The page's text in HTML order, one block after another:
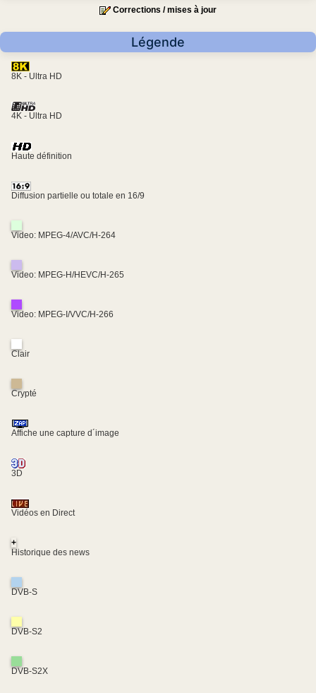
Corrections / mises à jour
Légende
8K - Ultra HD
4K - Ultra HD
Haute définition
Diffusion partielle ou totale en 16/9
Video: MPEG-4/AVC/H-264
Video: MPEG-H/HEVC/H-265
Video: MPEG-I/VVC/H-266
Clair
Crypté
Affiche une capture d´image
3D
Vidéos en Direct
+
Historique des news
DVB-S
DVB-S2
DVB-S2X